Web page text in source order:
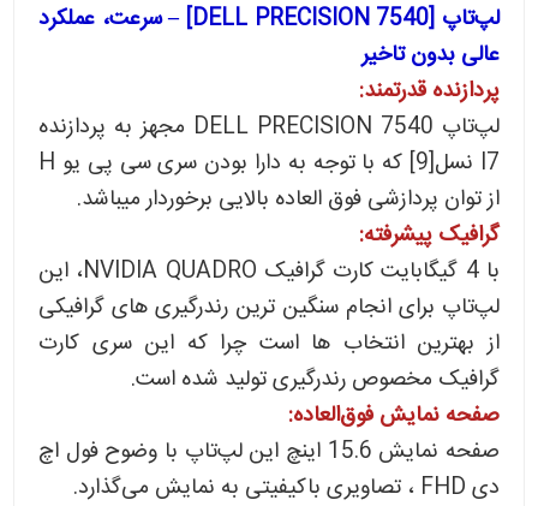
لپ‌تاپ [DELL PRECISION 7540] – سرعت، عملکرد
عالی بدون تاخیر
پردازنده قدرتمند:
لپ‌تاپ DELL PRECISION 7540 مجهز به پردازنده
I7 نسل[9] که با توجه به دارا بودن سری سی پی یو H
از توان پردازشی فوق العاده بالایی برخوردار میباشد.
گرافیک پیشرفته:
با 4 گیگابایت کارت گرافیک NVIDIA QUADRO، این
لپ‌تاپ برای انجام سنگین ترین رندرگیری های گرافیکی
از بهترین انتخاب ها است چرا که این سری کارت
گرافیک مخصوص رندرگیری تولید شده است.
صفحه نمایش فوق‌العاده:
صفحه نمایش 15.6 اینچ این لپ‌تاپ با وضوح فول اچ
دی FHD ، تصاویری باکیفیتی به نمایش می‌گذارد.